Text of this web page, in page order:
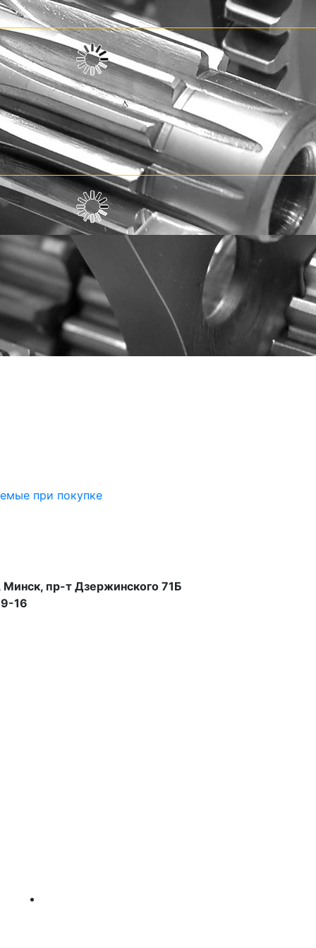
при покупке
пр-т Дзержинского 71Б
16